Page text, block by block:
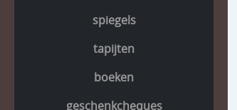
spiegels
tapijten
boeken
geschenkcheques